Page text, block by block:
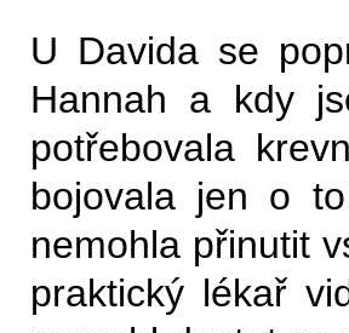
U Davida se
Hannah a kdy
potřebovala
bojovala jen o
nemohla přinutit
praktický lékař